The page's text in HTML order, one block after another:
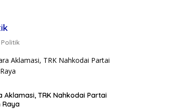
Aklamasi, TRK Nahkodai Partai
Raya